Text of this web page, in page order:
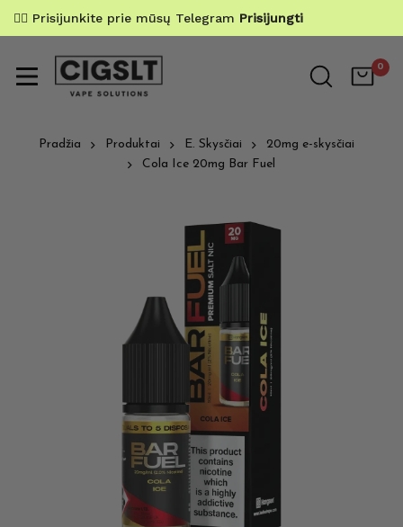
✌🏼 Prisijunkite prie mūsų Telegram Prisijungti
0
Pradžia Produktai E. Skysčiai
20mg e-skysčiai
Cola Ice 20mg Bar Fuel